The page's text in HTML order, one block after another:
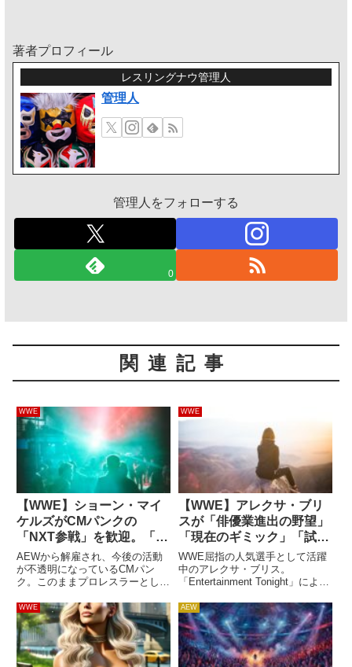
著者プロフィール
レスリングナウ管理人
管理人
管理人をフォローする
0
関連記事
WWE
【WWE】ショーン・マイ
ケルズがCMパンクの
「NXT参戦」を歓迎。「彼
のことが好きだ。誰かと仲
良くするのが難しいのは俺
も同じ」
AEWから解雇され、今後の活動
が不透明になっているCMパン
ク。このままプロレスラーとして
他団体へ活躍の場を求めるのか？
インパクト・レスリングは彼の獲
得に興味を持っているようです
が、古巣WWEが彼を復帰させた
いと...
WWE
【WWE】アレクサ・ブリ
スが「俳優業進出の野望」
「現在のギミック」「試合
後のリカバリー方法」を語
る
WWE屈指の人気選手として活躍
中のアレクサ・ブリス。
「Entertainment Tonight」による
の活動について語りました。現在
のギミック小悪魔的なギミックで
活動してきたブリスですが、現在
のギミックはこれ...
WWE AEW